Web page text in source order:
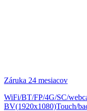
Záruka 24 mesiacov
WiFi/BT/FP/4G/SC/
BV(1920x1080)Touch/